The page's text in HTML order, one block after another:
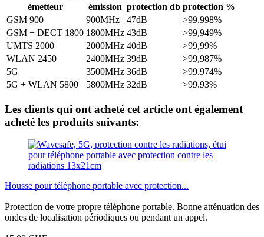
èmetteur
émission protection db protection %
GSM 900
900MHz 47dB
>99,998%
GSM + DECT 1800 1800MHz 43dB
>99,949%
UMTS 2000
2000MHz 40dB
>99,99%
WLAN 2450
2400MHz 39dB
>99,987%
5G
3500MHz 36dB
>99.974%
5G + WLAN 5800
5800MHz 32dB >99.93%
Les clients qui ont acheté cet article ont également
acheté les produits suivants:
Housse pour téléphone portable avec protection...
Protection de votre propre téléphone portable. Bonne atténuation des
ondes de localisation périodiques ou pendant un appel.